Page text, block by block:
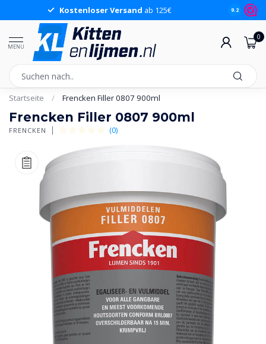
Kostenloser Versand ab 125€ 9.2
MENU
0
Startseite / Frencken Filler 0807 900ml
Frencken Filler 0807 900ml
FRENCKEN (0)